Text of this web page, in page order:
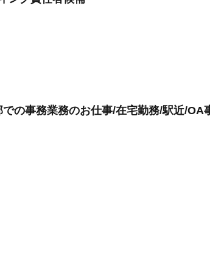
の事務業務のお仕事/在宅勤務/駅近/OA